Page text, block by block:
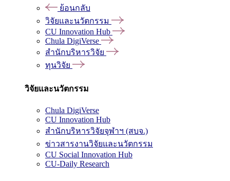
ย้อนกลับ
วิจัยและนวัตกรรม
CU Innovation Hub
Chula DigiVerse
สำนักบริหารวิจัย
ทุนวิจัย
วิจัยและนวัตกรรม
Chula DigiVerse
CU Innovation Hub
สำนักบริหารวิจัยจุฬาฯ (สบจ.)
ข่าวสารงานวิจัยและนวัตกรรม
CU Social Innovation Hub
CU-Daily Research